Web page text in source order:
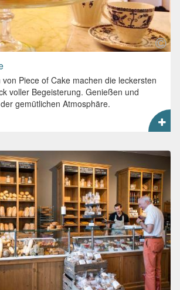
Piece of Cake machen die leckersten
voller Begeisterung. Genießen und
gemütlichen Atmosphäre.